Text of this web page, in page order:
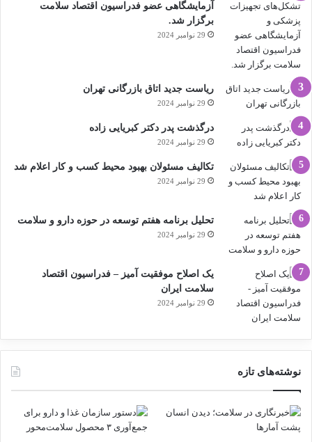
آزمایشگاهی عضو فدراسیون اقتصاد سلامت
برگزار شد.
29 نوامبر 2024
ریاست جدید اتاق بازرگانی تهران
29 نوامبر 2024
درگذشت پدر دکتر کبریایی زاده
29 نوامبر 2024
تکالیف مسئولان بهبود محیط کسب و کار اعلام شد
29 نوامبر 2024
تحلیل برنامه هفتم توسعه در حوزه دارو و سلامت
29 نوامبر 2024
یک اصلاح موفقیت آمیز – فدراسیون اقتصاد
سلامت ایران
29 نوامبر 2024
نوشته‌های تازه